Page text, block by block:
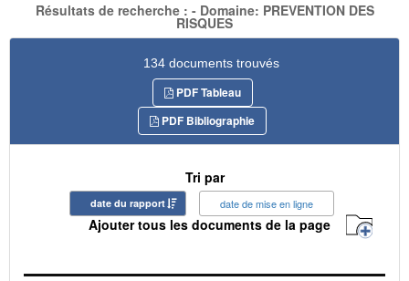
Résultats de recherche : - Domaine: PREVENTION DES
RISQUES
134 documents trouvés
PDF Tableau
PDF Bibliographie
Tri par
date du rapport date de mise en ligne
Ajouter tous les documents de la page